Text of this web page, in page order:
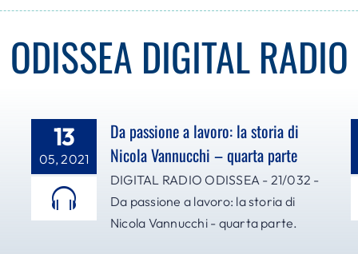
ODISSEA DIGITAL RADIO
13
05, 2021
Da passione a lavoro: la storia di
Nicola Vannucchi – quarta parte
DIGITAL RADIO ODISSEA - 21/032 -
Da passione a lavoro: la storia di
Nicola Vannucchi - quarta parte.